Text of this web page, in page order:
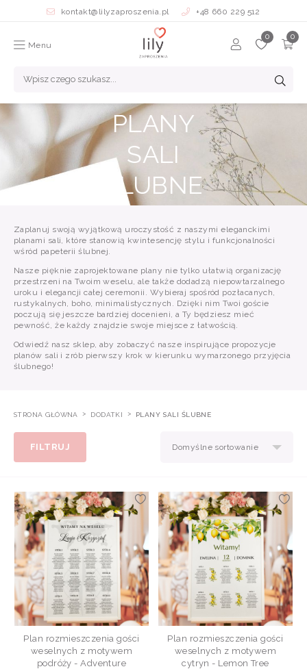
kontakt@lilyzaproszenia.pl +48 660 229 512
Menu
PLANY
SALI
ŚLUBNE
Zaplanuj swoją wyjątkową uroczystość z naszymi eleganckimi
planami sali, które stanowią kwintesencję stylu i funkcjonalności
wśród papeterii ślubnej.
Nasze pięknie zaprojektowane plany nie tylko ułatwią organizację
przestrzeni na Twoim weselu, ale także dodadzą niepowtarzalnego
uroku i elegancji całej ceremonii. Wybieraj spośród pozłacanych,
rustykalnych, boho, minimalistycznych. Dzięki nim Twoi goście
poczują się jeszcze bardziej docenieni, a Ty będziesz mieć
pewność, że każdy znajdzie swoje miejsce z łatwością.
Odwiedź nasz sklep, aby zobaczyć nasze inspirujące propozycje
planów sali i zrób pierwszy krok w kierunku wymarzonego przyjęcia
ślubnego!
STRONA GŁÓWNA DODATKI PLANY SALI ŚLUBNE
FILTRUJ Domyślne sortowanie
Plan rozmieszczenia gości
weselnych z motywem
podróży - Adventure
Plan rozmieszczenia gości
weselnych z motywem
cytryn - Lemon Tree